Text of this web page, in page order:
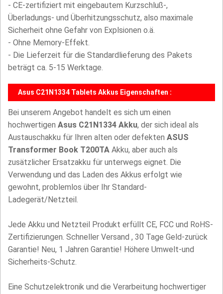
- CE-zertifiziert mit eingebautem Kurzschluß-,
Überladungs- und Überhitzungsschutz, also maximale
Sicherheit ohne Gefahr von Explsionen o.ä.
- Ohne Memory-Effekt.
- Die Lieferzeit für die Standardlieferung des Pakets
beträgt ca. 5-15 Werktage.
Asus C21N1334 Tablets Akkus Eigenschaften :
Bei unserem Angebot handelt es sich um einen
hochwertigen Asus C21N1334 Akku, der sich ideal als
Austauschakku für Ihren alten oder defekten ASUS
Transformer Book T200TA Akku, aber auch als
zusätzlicher Ersatzakku für unterwegs eignet. Die
Verwendung und das Laden des Akkus erfolgt wie
gewohnt, problemlos über Ihr Standard-
Ladegerät/Netzteil.
Jede Akku und Netzteil Produkt erfüllt CE, FCC und RoHS-
Zertifizierungen. Schneller Versand , 30 Tage Geld-zurück
Garantie! Neu, 1 Jahren Garantie! Höhere Umwelt-und
Sicherheits-Schutz.
Eine Schutzelektronik und die Verarbeitung hochwertiger